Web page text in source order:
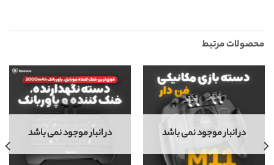
محصولات مرتبط
در انبار موجود نمی باشد در انبار موجود نمی باشد